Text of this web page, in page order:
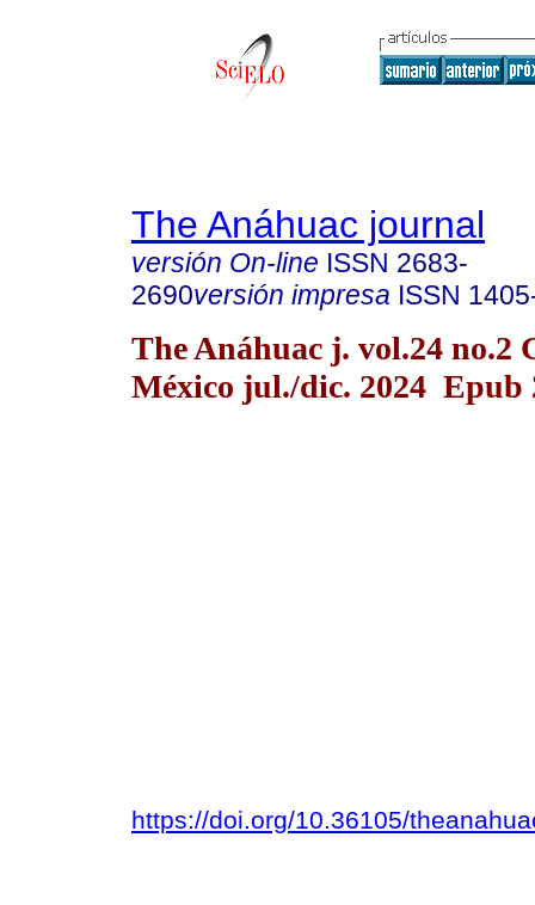
The Anáhuac journal
versión On-line ISSN 2683-
2690versión impresa ISSN
The Anáhuac j. vol.24 no.2
México jul./dic. 2024 Epub
https://doi.org/10.36105/